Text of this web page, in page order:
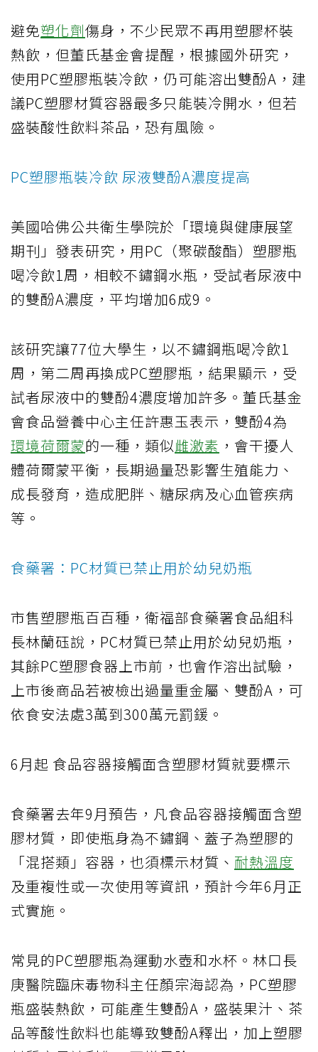
避免塑化劑傷身，不少民眾不再用塑膠杯裝
熱飲，但董氏基金會提醒，根據國外研究，
使用PC塑膠瓶裝冷飲，仍可能溶出雙酚A，建
議PC塑膠材質容器最多只能裝冷開水，但若
盛裝酸性飲料茶品，恐有風險。
PC塑膠瓶裝冷飲 尿液雙酚A濃度提高
美國哈佛公共衛生學院於「環境與健康展望
期刊」發表研究，用PC（聚碳酸酯）塑膠瓶
喝冷飲1周，相較不鏽鋼水瓶，受試者尿液中
的雙酚A濃度，平均增加6成9。
該研究讓77位大學生，以不鏽鋼瓶喝冷飲1
周，第二周再換成PC塑膠瓶，結果顯示，受
試者尿液中的雙酚4濃度增加許多。董氏基金
會食品營養中心主任許惠玉表示，雙酚4為
環境荷爾蒙的一種，類似雌激素 ，會干擾人
體荷爾蒙平衡，長期過量恐影響生殖能力、
成長發育，造成肥胖、糖尿病及心血管疾病
等。
食藥署：PC材質已禁止用於幼兒奶瓶
市售塑膠瓶百百種，衛福部食藥署食品組科
長林蘭砡說，PC材質已禁止用於幼兒奶瓶，
其餘PC塑膠食器上市前，也會作溶出試驗，
上市後商品若被檢出過量重金屬、雙酚A，可
依食安法處3萬到300萬元罰鍰。
6月起 食品容器接觸面含塑膠材質就要標示
食藥署去年9月預告，凡食品容器接觸面含塑
膠材質，即使瓶身為不鏽鋼、蓋子為塑膠的
「混搭類」容器，也須標示材質、 耐熱溫度
及重複性或一次使用等資訊，預計今年6月正
式實施。
常見的PC塑膠瓶為運動水壺和水杯。林口長
庚醫院臨床毒物科主任顏宗海認為，PC塑膠
瓶盛裝熱飲，可能產生雙酚A，盛裝果汁、茶
品等酸性飲料也能導致雙酚A釋出，加上塑膠